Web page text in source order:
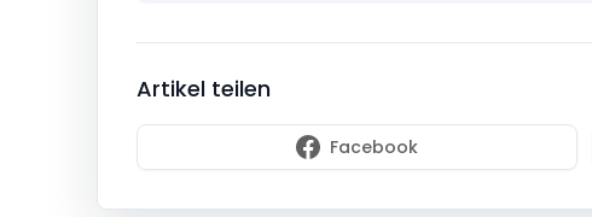
Artikel teilen
Facebook